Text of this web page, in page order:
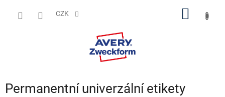
CZK
Permanentní univerzální etikety